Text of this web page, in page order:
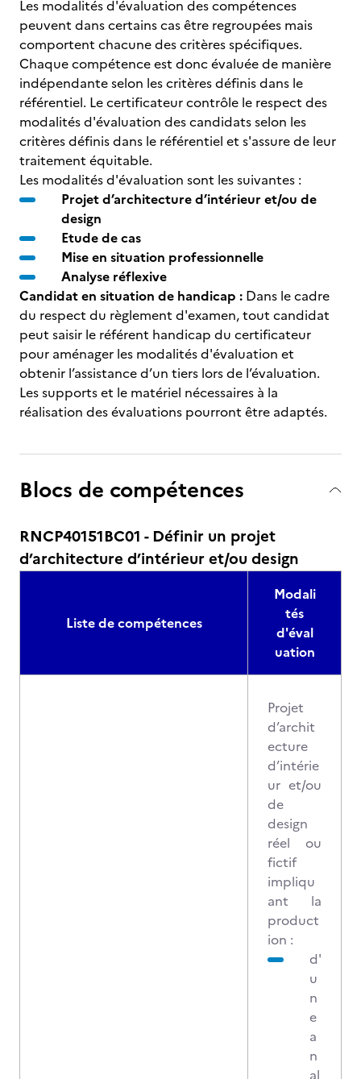
Les modalités d'évaluation des compétences
peuvent dans certains cas être regroupées mais
comportent chacune des critères spécifiques.
Chaque compétence est donc évaluée de manière
indépendante selon les critères définis dans le
référentiel. Le certificateur contrôle le respect des
modalités d'évaluation des candidats selon les
critères définis dans le référentiel et s'assure de leur
traitement équitable.
Les modalités d'évaluation sont les suivantes :
Projet d’architecture d’intérieur et/ou de
design
Etude de cas
Mise en situation professionnelle
Analyse réflexive
Candidat en situation de handicap : Dans le cadre
du respect du règlement d'examen, tout candidat
peut saisir le référent handicap du certificateur
pour aménager les modalités d'évaluation et
obtenir l’assistance d’un tiers lors de l’évaluation.
Les supports et le matériel nécessaires à la
réalisation des évaluations pourront être adaptés.
Blocs de compétences
RNCP40151BC01 - Définir un projet
d’architecture d’intérieur et/ou design
Liste de compétences
Modali
tés
d'éval
uation
Projet
d’archit
ecture
d’intérie
ur et/ou
de
design
réel ou
fictif
impliqu
ant la
product
ion :
d'
u
n
e
a
n
al